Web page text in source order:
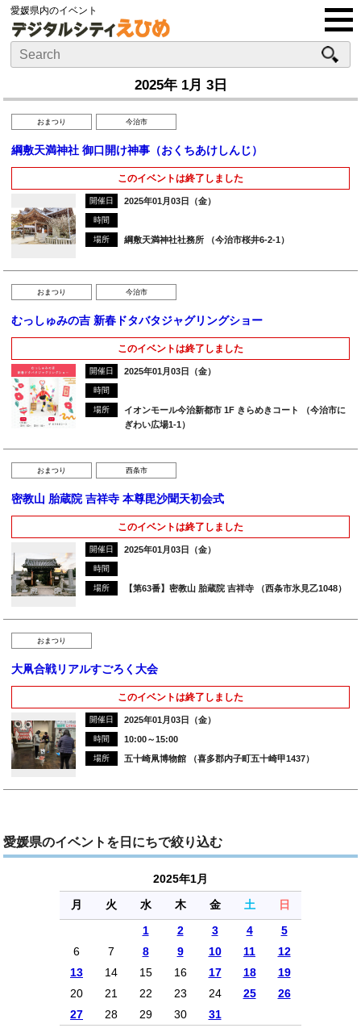
愛媛県内のイベント
2025年 1月 3日
おまつり 今治市
綱敷天満神社 御口開け神事（おくちあけしんじ）
このイベントは終了しました
開催日 2025年01月03日（金）
時間
場所 綱敷天満神社社務所 （今治市桜井6-2-1）
おまつり 今治市
むっしゅみの吉 新春ドタバタジャグリングショー
このイベントは終了しました
開催日 2025年01月03日（金）
時間
場所
イオンモール今治新都市 1F きらめきコート （今治市に
ぎわい広場1-1）
おまつり 西条市
密教山 胎蔵院 吉祥寺 本尊毘沙聞天初会式
このイベントは終了しました
開催日 2025年01月03日（金）
時間
場所 【第63番】密教山 胎蔵院 吉祥寺 （西条市氷見乙1048）
おまつり
大凧合戦リアルすごろく大会
このイベントは終了しました
開催日 2025年01月03日（金）
時間 10:00～15:00
場所 五十崎凧博物館 （喜多郡内子町五十崎甲1437）
愛媛県のイベントを日にちで絞り込む
2025年1月
月
火 水 木 金 土 日
1 2 3 4
5
6
7 8 9 10 11
12
13
14 15 16 17 18
19
20
21 22 23 24 25
26
27
28 29 30 31